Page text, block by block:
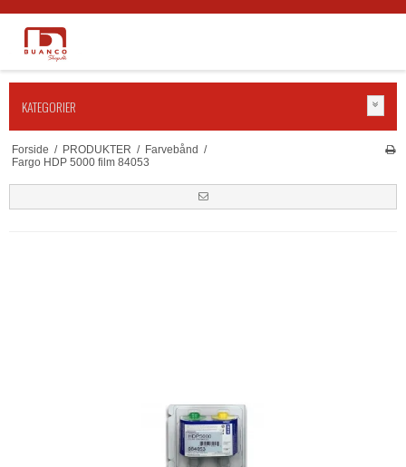
KATEGORIER
Forside / PRODUKTER / Farvebånd /
Fargo HDP 5000 film 84053